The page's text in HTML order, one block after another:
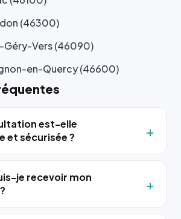
(46300)
Géry-Vers (46090)
en-Quercy (46600)
est-elle
et sécurisée ?
je recevoir mon